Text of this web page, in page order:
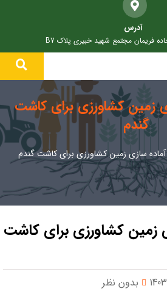
آدرس
زمین کشاورزی برای کاشت
گندم
سازی زمین کشاورزی برای کاشت گندم
زمین کشاورزی برای کاشت
بدون نظر